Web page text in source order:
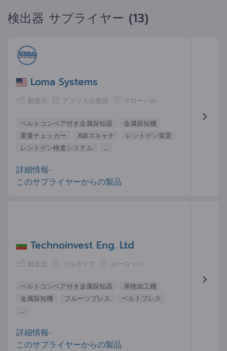
検出器 サプライヤー (13)
Loma Systems
製造元 アメリカ合衆国 グローバル
ベルトコンベア付き金属探知器
金属探知機
重量チェッカー
X線スキャナ
レントゲン装置
レントゲン検査システム
...
詳細情報-
このサプライヤーからの製品
Technoinvest Eng. Ltd
製造元 ブルガリア ヨーロッパ
ベルトコンベア付き金属探知器
果物加工機
金属探知機
フルーツプレス
ベルトプ​​レス
...
詳細情報-
このサプライヤーからの製品